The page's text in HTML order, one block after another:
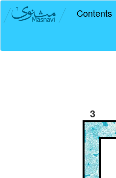
Contents
3